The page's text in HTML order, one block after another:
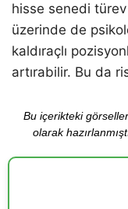
hisse senedi
üzerinde de
kaldıraçlı
artırabilir. Bu da
Bu içerikteki
olarak